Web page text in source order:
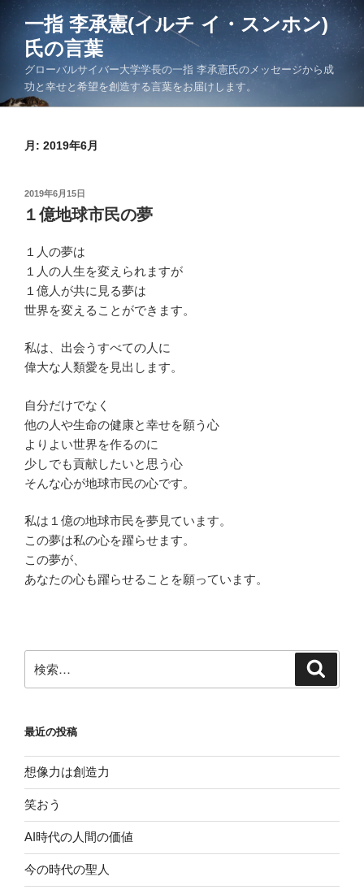
へ
一指 李承憲(イルチ イ・スンホン)
氏の言葉
グローバルサイバー大学学長の一指 李承憲氏のメッセージから成
功と幸せと希望を創造する言葉をお届けします。
月: 2019年6月
投
稿
日:
2019年6月15日
１億地球市民の夢
１人の夢は
１人の人生を変えられますが
１億人が共に見る夢は
世界を変えることができます。
私は、出会うすべての人に
偉大な人類愛を見出します。
自分だけでなく
他の人や生命の健康と幸せを願う心
よりよい世界を作るのに
少しでも貢献したいと思う心
そんな心が地球市民の心です。
私は１億の地球市民を夢見ています。
この夢は私の心を躍らせます。
この夢が、
あなたの心も躍らせることを願っています。
索:
最近の投稿
想像力は創造力
笑おう
AI時代の人間の価値
今の時代の聖人